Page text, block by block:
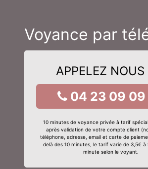
Voyance par
APPELEZ
04 23 09 09
10 minutes de voyance privée à tarif spécial
après validation de votre compte client
téléphone, adresse, email et carte de
delà des 10 minutes, le tarif varie de 3,5€ à
minute selon le voyant.